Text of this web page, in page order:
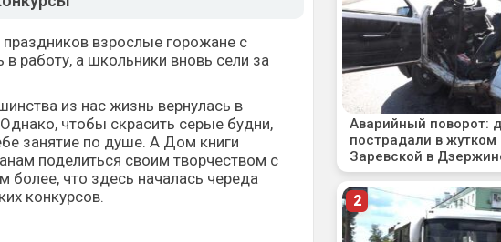
взрослые горожане с
в работу, а школьники вновь сели за
из нас жизнь вернулась в
чтобы скрасить серые будни,
занятие по душе. А Дом книги
поделиться своим творчеством с
что здесь началась череда
конкурсов.